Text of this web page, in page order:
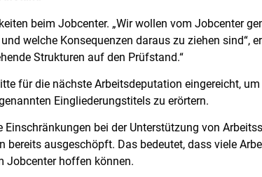
beim Jobcenter. „Wir wollen vom Jobcenter
welche Konsequenzen daraus zu ziehen sind“,
Strukturen auf den Prüfstand.“
für die nächste Arbeitsdeputation eingereicht,
Eingliederungstitels zu erörtern.
bei der Unterstützung von
ausgeschöpft. Das bedeutet, dass viele
Jobcenter hoffen können.